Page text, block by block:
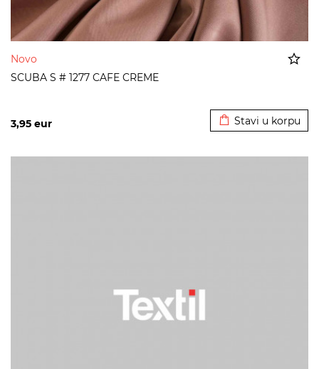
Novo
SCUBA S # 1277 CAFE CREME
3,95 eur Stavi u korpu